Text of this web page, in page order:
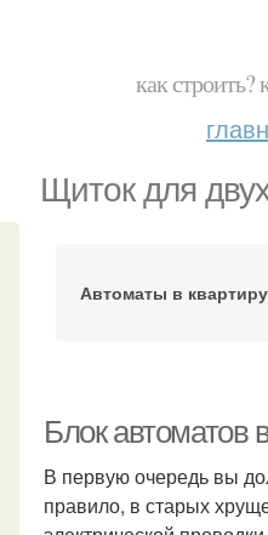
как строить?
Щиток для
Автоматы в квартиру
Блок автоматов
В первую очередь вы
правило, в старых